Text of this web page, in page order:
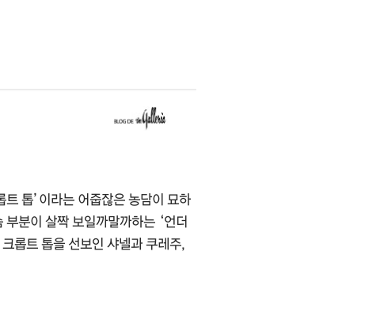
톱’이라는 어줍잖은 농담이 묘하
분이 살짝 보일까말까하는 ‘언더
롭트 톱을 선보인 샤넬과 쿠레주,